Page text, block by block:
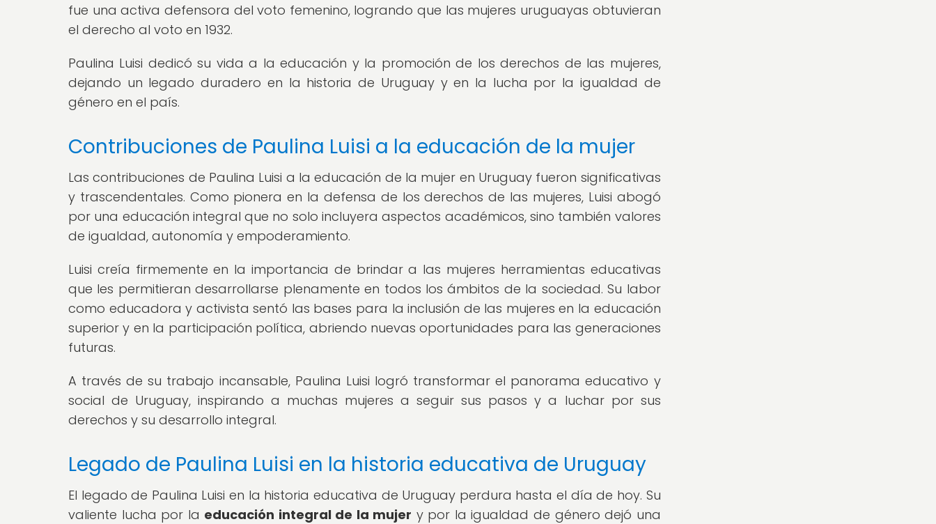
fue una activa defensora del voto femenino, logrando que las mujeres uruguayas obtuvieran
el derecho al voto en 1932.
Paulina Luisi dedicó su vida a la educación y la promoción de los derechos de las mujeres,
dejando un legado duradero en la historia de Uruguay y en la lucha por la igualdad de
género en el país.
Contribuciones de Paulina Luisi a la educación de la mujer
Las contribuciones de Paulina Luisi a la educación de la mujer en Uruguay fueron significativas
y trascendentales. Como pionera en la defensa de los derechos de las mujeres, Luisi abogó
por una educación integral que no solo incluyera aspectos académicos, sino también valores
de igualdad, autonomía y empoderamiento.
Luisi creía firmemente en la importancia de brindar a las mujeres herramientas educativas
que les permitieran desarrollarse plenamente en todos los ámbitos de la sociedad. Su labor
como educadora y activista sentó las bases para la inclusión de las mujeres en la educación
superior y en la participación política, abriendo nuevas oportunidades para las generaciones
futuras.
A través de su trabajo incansable, Paulina Luisi logró transformar el panorama educativo y
social de Uruguay, inspirando a muchas mujeres a seguir sus pasos y a luchar por sus
derechos y su desarrollo integral.
Legado de Paulina Luisi en la historia educativa de Uruguay
El legado de Paulina Luisi en la historia educativa de Uruguay perdura hasta el día de hoy. Su
valiente lucha por la educación integral de la mujer y por la igualdad de género dejó una